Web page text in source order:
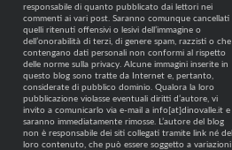
responsabile di quanto pubblicato dai lettori nei
commenti ai vari post. Saranno comunque cancellati
quelli ritenuti offensivi o lesivi dell’immagine o
dell’onorabilità di terzi, di genere spam, razzisti o che
contengano dati personali non conformi al rispetto
delle norme sulla privacy. Alcune immagini inserite in
questo blog sono tratte da Internet e, pertanto,
considerate di pubblico dominio. Qualora la loro
pubblicazione violasse eventuali diritti d’autore, vi
invito a comunicarlo via e-mail a info[at]dinovalle.it e
saranno immediatamente rimosse. L’autore del blog
non è responsabile dei siti collegati tramite link né del
loro contenuto, che può essere soggetto a variazioni